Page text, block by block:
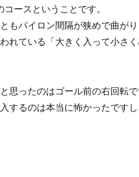
ースということです。
もパイロン間隔が狭めで曲が
れている「大きく入って小さ
思ったのはゴール前の右回転
するのは本当に怖かったです